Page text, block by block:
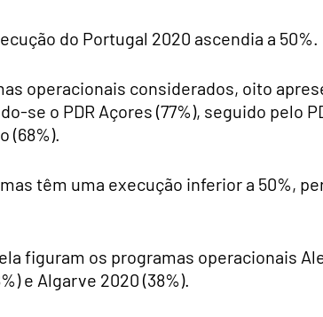
do Portugal 2020 ascendia a 50%.
operacionais considerados, oito
se o PDR Açores (77%), seguido pelo
(68%).
têm uma execução inferior a 50%,
figuram os programas operacionais
e Algarve 2020 (38%).